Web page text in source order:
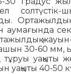
Ортажылдық
аумағында
30-60 мм,
уақыты
уақыты 40-50